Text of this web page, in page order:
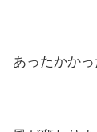
あったかか